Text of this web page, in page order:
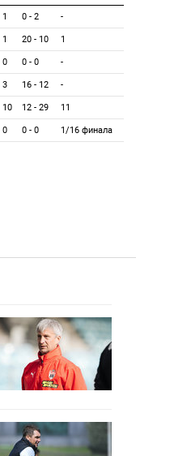
1 0 - 2 -
1 20 - 10 1
0 0 - 0 -
3 16 - 12 -
10 12 - 29 11
0 0 - 0 1/16 финала